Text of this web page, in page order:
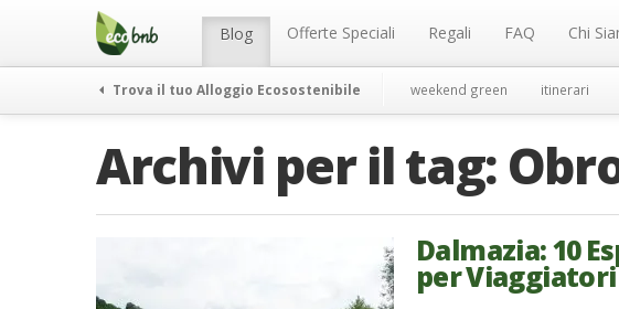
Menu Blog Offerte Speciali Regali FAQ Chi
Trova il tuo Alloggio Ecosostenibile weekend green itinerari
Archivi per il tag:
Dalmazia: 10
per